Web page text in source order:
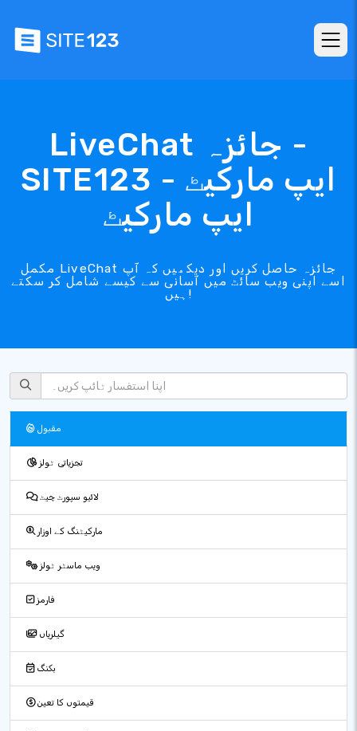
LiveChat جائزہ -
SITE123 ایپ مارکیٹ -
ایپ مارکیٹ
مکمل LiveChat جائزہ حاصل کریں اور دیکھیں کہ آپ
اسے اپنی ویب سائٹ میں آسانی سے کیسے شامل کر سکتے
ہیں!
مقبول
تجزیاتی ٹولز
لائیو سپورٹ چیٹ
مارکیٹنگ کے اوزار
ویب ماسٹر ٹولز
فارمز
گیلریاں
بکنگ
قیمتوں کا تعین